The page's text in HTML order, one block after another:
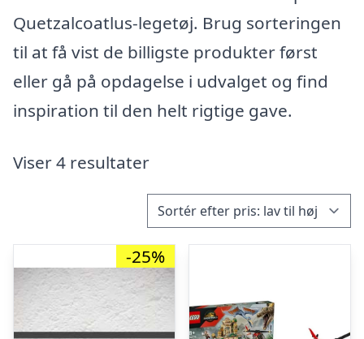
Quetzalcoatlus-legetøj. Brug sorteringen
til at få vist de billigste produkter først
eller gå på opdagelse i udvalget og find
inspiration til den helt rigtige gave.
Viser 4 resultater
-25%